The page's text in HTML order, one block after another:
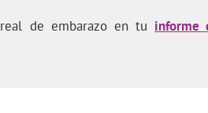
real de embarazo en tu informe